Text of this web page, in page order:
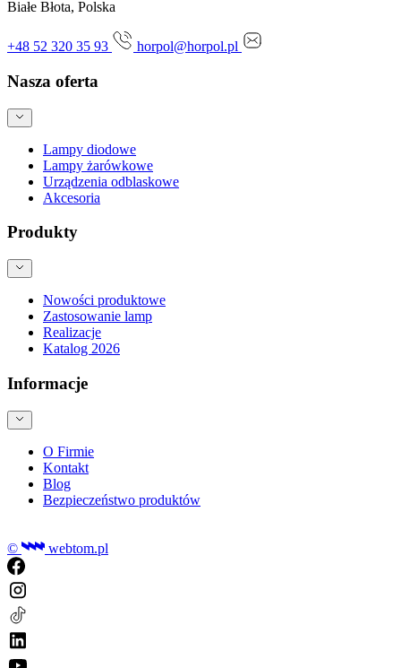
Białe Błota, Polska
+48 52 320 35 93 horpol@horpol.pl
Nasza oferta
Lampy diodowe
Lampy żarówkowe
Urządzenia odblaskowe
Akcesoria
Produkty
Nowości produktowe
Zastosowanie lamp
Realizacje
Katalog 2026
Informacje
O Firmie
Kontakt
Blog
Bezpieczeństwo produktów
© webtom.pl